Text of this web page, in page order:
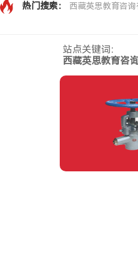
热门搜索： 西藏英思教育咨
站点关键词：
西藏英思教育咨